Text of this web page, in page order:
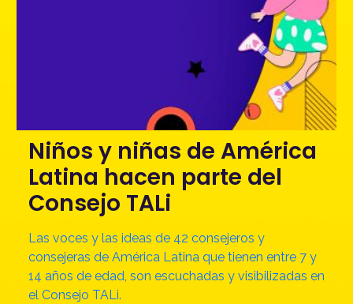
Niños y niñas de América
Latina hacen parte del
Consejo TALi
Las voces y las ideas de 42 consejeros y
consejeras de América Latina que tienen entre 7 y
14 años de edad, son escuchadas y visibilizadas en
el Consejo TALi.